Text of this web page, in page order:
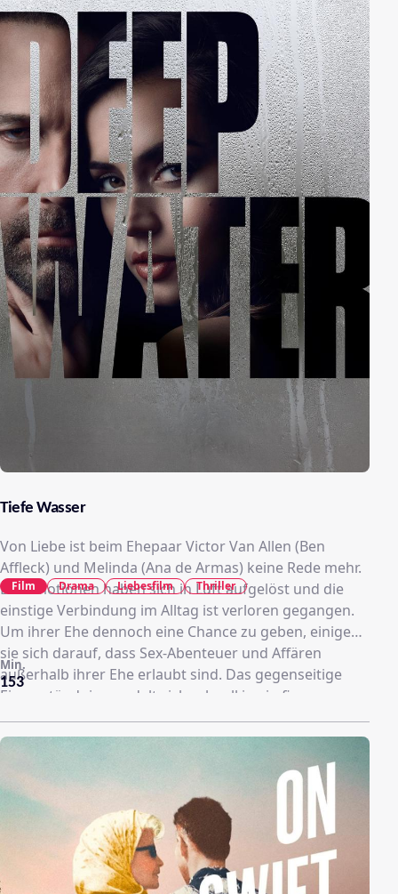
Tiefe Wasser
Von Liebe ist beim Ehepaar Victor Van Allen (Ben
Affleck) und Melinda (Ana de Armas) keine Rede mehr.
Die Emotionen haben sich in Luft aufgelöst und die
einstige Verbindung im Alltag ist verloren gegangen.
Um ihrer Ehe dennoch eine Chance zu geben, einigen
sie sich darauf, dass Sex-Abenteuer und Affären
außerhalb ihrer Ehe erlaubt sind. Das gegenseitige
Einverständnis wandelt sich schnell in ein fieses
Psychospiel, in dem sich Vic und Melinda nicht nur
selbst schaden, sondern auch ihr Umfeld in Gefahr
bringen. Als Melindas Liebhaber tot aufgefunden wird,
konzentrieren sich die Ermittlungen der Polizei auf
Victor. Hat der Ehemann Rache nehmen und seiner
Frau einen Denkzettel verpassen wollen? Die Suche
nach dem Mörder entwickelt sich zu einem
Puzzlespiel, in dem die Rolle der Verdächtigen von
einer Person zur anderen wechselt. Wer sagt die
153
Min.
Film Drama Liebesfilm Thriller